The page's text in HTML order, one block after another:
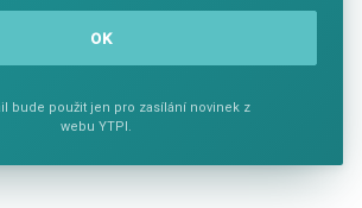
bude použit jen pro zasílání novinek z
webu YTPI.